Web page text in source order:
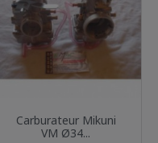
Carburateur Mikuni
VM Ø34...